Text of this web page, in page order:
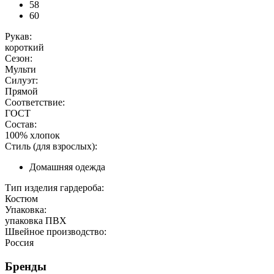
58
60
Рукав:
короткий
Сезон:
Мульти
Силуэт:
Прямой
Соответствие:
ГОСТ
Состав:
100% хлопок
Стиль (для взрослых):
Домашняя одежда
Тип изделия гардероба:
Костюм
Упаковка:
упаковка ПВХ
Швейное производство:
Россия
Бренды